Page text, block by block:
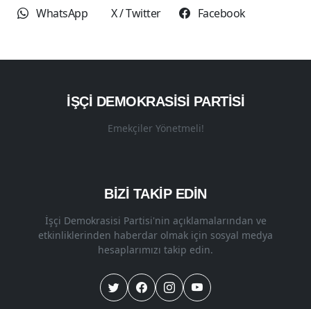
WhatsApp X / Twitter Facebook
İŞÇI DEMOKRASISI PARTISI
Emekçiler Yönetmeli!
BİZİ TAKİP EDİN
İşçi Demokrasisi Partisi'nin açıklamalarından ve
etkinliklerinden haberdar olmak için sosyal medya
hesaplarımızı takip edin.